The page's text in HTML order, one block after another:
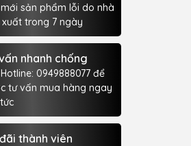
sản phẩm lỗi do nhà
xuất trong 7 ngày
nhanh chống
0949888077 để
tư vấn mua hàng ngay
thành viên